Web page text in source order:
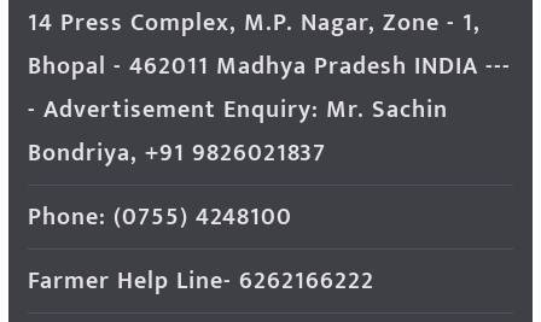
14 Press Complex, M.P. Nagar, Zone - 1,
Bhopal - 462011 Madhya Pradesh INDIA ---
- Advertisement Enquiry: Mr. Sachin
Bondriya, +91 9826021837
Phone: (0755) 4248100
Farmer Help Line- 6262166222